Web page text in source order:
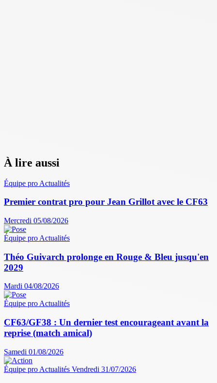
À lire aussi
Équipe pro Actualités
Premier contrat pro pour Jean Grillot avec le CF63
Mercredi 05/08/2026
Équipe pro Actualités
Théo Guivarch prolonge en Rouge & Bleu jusqu'en
2029
Mardi 04/08/2026
Équipe proActualités
CF63/GF38 : Un dernier test encourageant avant la
reprise (match amical)
Samedi 01/08/2026
Équipe pro Actualités Vendredi 31/07/2026